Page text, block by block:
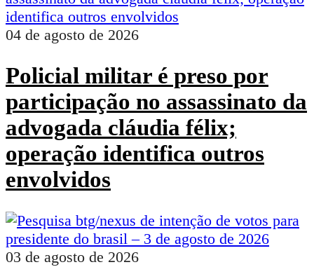
04 de agosto de 2026
Policial militar é preso por
participação no assassinato da
advogada cláudia félix;
operação identifica outros
envolvidos
03 de agosto de 2026